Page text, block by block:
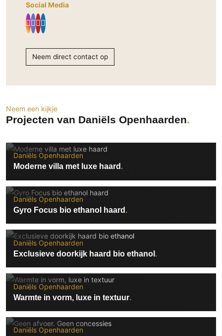
Spuitwerk
Technologie
Audio/Video
Thuisbioscoop
Fitnessapparatuur
Wifi
Overig
Aannemers Interieur
Binnenzwembaden
Wellness
Wijnkelder en wijnkasten
Social Media
Neem direct contact op
Neem een kijkje
Projecten van Daniëls Openhaarden
Daniëls Openhaarden
Moderne villa met luxe haard
Daniëls Openhaarden
Gyro Focus bio ethanol haard
Daniëls Openhaarden
Exclusieve doorkijk haard bio ethanol
Daniëls Openhaarden
Warmte in vorm, luxe in textuur
Daniëls Openhaarden